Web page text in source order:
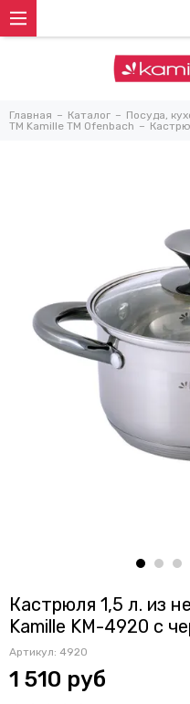
Главная Каталог
Посуда,
TM Kamille TM Ofenbach
Кастрюля 1,5 л. из
Kamille KM-4920 с
Артикул: 4920
1 510 руб